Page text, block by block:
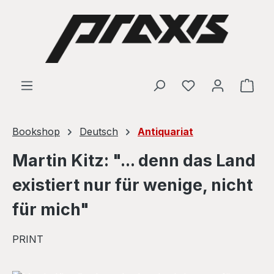
Skip to main content
Bookshop Deutsch Antiquariat
Martin Kitz: "... denn das Land
existiert nur für wenige, nicht
für mich"
PRINT